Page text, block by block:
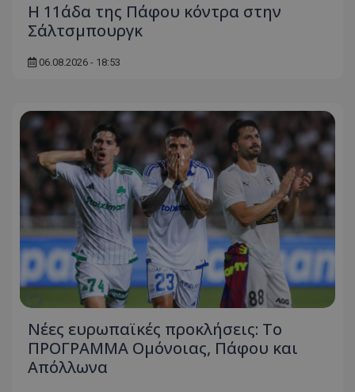
Η 11άδα της Πάφου κόντρα στην
Σάλτσμπουργκ
06.08.2026 - 18:53
Νέες ευρωπαϊκές προκλήσεις: Το
ΠΡΟΓΡΑΜΜΑ Ομόνοιας, Πάφου και
Απόλλωνα